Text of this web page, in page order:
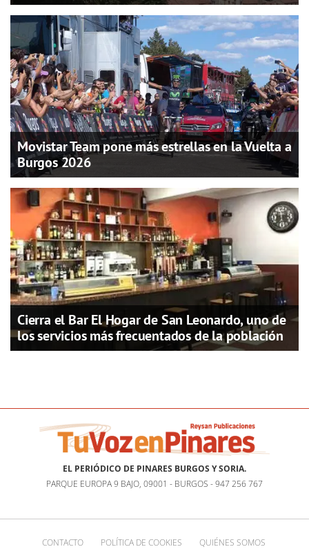
Movistar Team pone más estrellas en la Vuelta a
Burgos 2026
Cierra el Bar El Hogar de San Leonardo, uno de
los servicios más frecuentados de la población
EL PERIÓDICO DE PINARES BURGOS Y SORIA.
PARQUE EUROPA 9 BAJO, 09001 - BURGOS - 947 256 767
CONTACTO POLÍTICA DE COOKIES
QUIÉNES SOMOS